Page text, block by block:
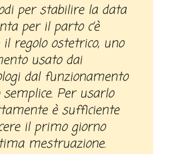
per il parto c’è
il regolo ostetrico, uno
usato dai
dal funzionamento
Per usarlo
è sufficiente
il primo giorno
mestruazione.